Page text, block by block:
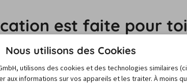
est faite pour
pour prendre la bonne
Nous utilisons des Cookies
utilisons des cookies et des technologies similaires
aux informations sur vos appareils et les traiter. À moins